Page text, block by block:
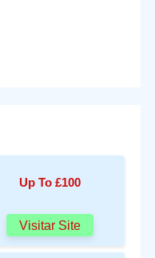
Up To £100
Visitar Site